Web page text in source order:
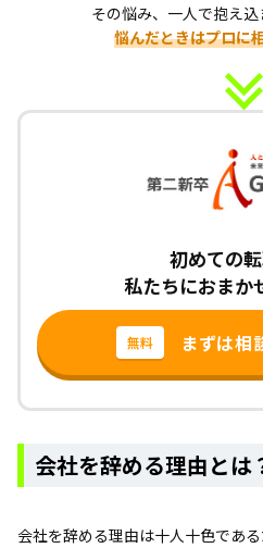
その悩み、一人で抱え込
悩んだときはプロに
初めての
私たちにおまか
無料 まずは相
会社を辞める理由とは
会社を辞める理由は十人十色であ